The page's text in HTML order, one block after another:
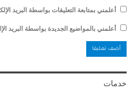
أعلمني بمتابعة التعليقات بواسطة البريد
أعلمني بالمواضيع الجديدة بواسطة البريد
خدمات